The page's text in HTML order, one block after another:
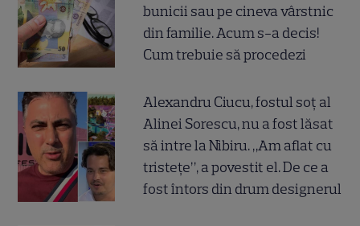
bunicii sau pe cineva vârstnic
din familie. Acum s-a decis!
Cum trebuie să procedezi
Alexandru Ciucu, fostul soț al
Alinei Sorescu, nu a fost lăsat
să intre la Nibiru. „Am aflat cu
tristețe”, a povestit el. De ce a
fost întors din drum designerul